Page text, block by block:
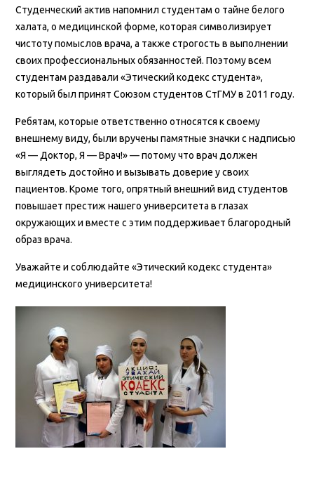
Студенческий актив напомнил студентам о тайне белого
халата, о медицинской форме, которая символизирует
чистоту помыслов врача, а также строгость в выполнении
своих профессиональных обязанностей. Поэтому всем
студентам раздавали «Этический кодекс студента»,
который был принят Союзом студентов СтГМУ в 2011 году.
Ребятам, которые ответственно относятся к своему
внешнему виду, были вручены памятные значки с надписью
«Я — Доктор, Я — Врач!» — потому что врач должен
выглядеть достойно и вызывать доверие у своих
пациентов. Кроме того, опрятный внешний вид студентов
повышает престиж нашего университета в глазах
окружающих и вместе с этим поддерживает благородный
образ врача.
Уважайте и соблюдайте «Этический кодекс студента»
медицинского университета!